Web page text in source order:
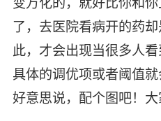
了，去医院看病开的药
此，才会出现当很多人
具体的调优项或者阈值
好意思说，配个图吧！大